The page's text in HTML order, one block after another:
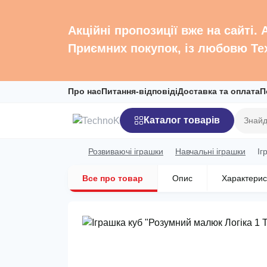
Акційні пропозиції вже на
Приємних покупок, із любовю
Про нас Питання-відповідіДоставка та оплата
Каталог товарів
Розвиваючі іграшки Навчальні іграшки
Все про товар Опис